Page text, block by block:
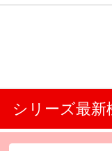
シリーズ最新